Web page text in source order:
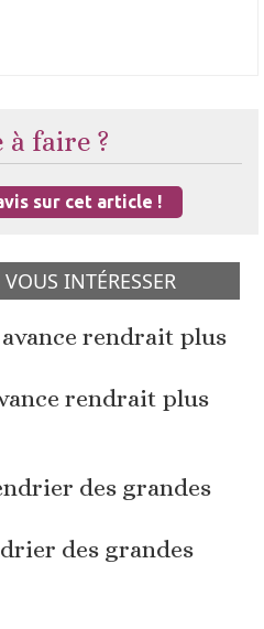
faire ?
sur cet article !
INTÉRESSER
rendrait plus
des grandes